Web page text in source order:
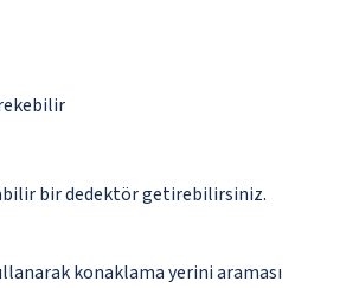
bir dedektör getirebilirsiniz.
konaklama yerini araması